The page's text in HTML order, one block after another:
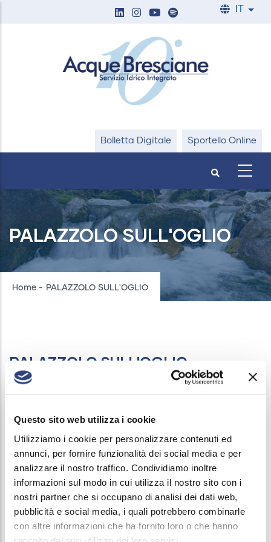
Questo sito web utilizza i cookie
Utilizziamo i cookie per personalizzare contenuti ed
annunci, per fornire funzionalità dei social media e per
analizzare il nostro traffico. Condividiamo inoltre
informazioni sul modo in cui utilizza il nostro sito con i
nostri partner che si occupano di analisi dei dati web,
pubblicità e social media, i quali potrebbero combinarle
con altre informazioni che ha fornito loro o che hanno
List
Bolletta Digitale Sportello Online
PALAZZOLO SULL'OGLIO
Breadcrumb
Home - PALAZZOLO SULL'OGLIO
PALAZZOLO SULL'OGLIO
INTERRUZIONI ACQUEDOTTO 9 APRILE, 2026
verrà sospeso il servizio di erogazione acqua nelle
seguenti vie:
Via Pasubio
Via Prato
La chiusura si rende necessaria per consentire un
intervento di straordinaria manutenzione del